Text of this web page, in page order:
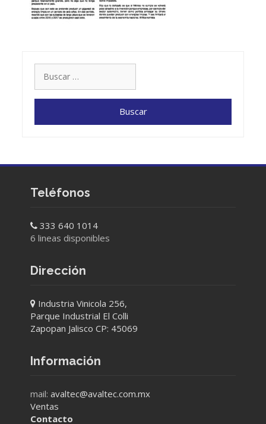
Teléfonos
333 640 1014
6 lineas disponibles
Dirección
Industria Vinicola 256,
Parque Industrial El Colli
Zapopan Jalisco CP: 45069
Información
mail: avaltec@avaltec.com.mx
Ventas
Contacto